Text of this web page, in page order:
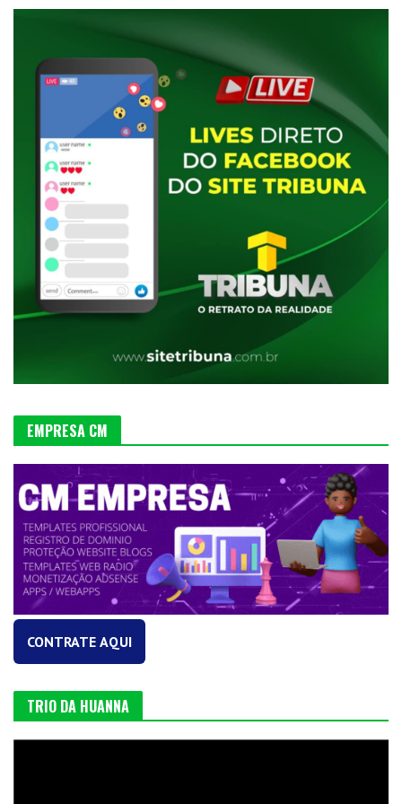
EMPRESA CM
CONTRATE AQUI
TRIO DA HUANNA